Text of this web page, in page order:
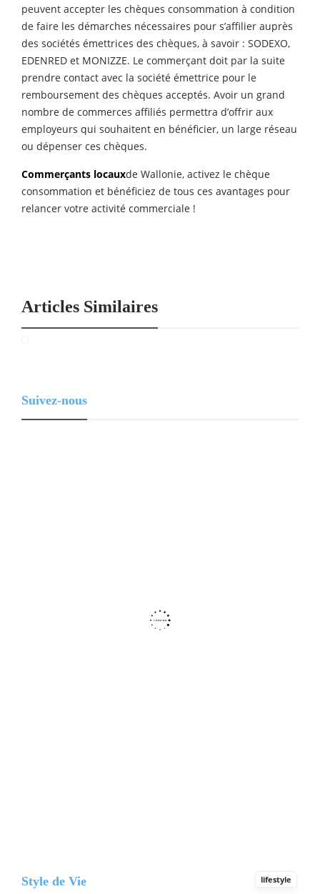
peuvent accepter les chèques consommation à condition
de faire les démarches nécessaires pour s’affilier auprès
des sociétés émettrices des chèques, à savoir : SODEXO,
EDENRED et MONIZZE. Le commerçant doit par la suite
prendre contact avec la société émettrice pour le
remboursement des chèques acceptés. Avoir un grand
nombre de commerces affiliés permettra d’offrir aux
employeurs qui souhaitent en bénéficier, un large réseau
ou dépenser ces chèques.
Commerçants locauxde Wallonie, activez le chèque
consommation et bénéficiez de tous ces avantages pour
relancer votre activité commerciale !
Articles Similaires
Suivez-nous
Style de Vie lifestyle